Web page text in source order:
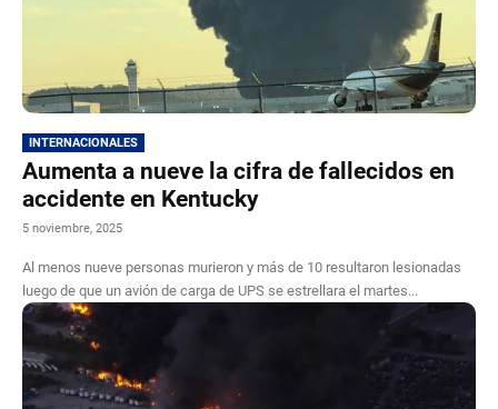
INTERNACIONALES
Aumenta a nueve la cifra de fallecidos en
accidente en Kentucky
5 noviembre, 2025
Al menos nueve personas murieron y más de 10 resultaron lesionadas
luego de que un avión de carga de UPS se estrellara el martes...